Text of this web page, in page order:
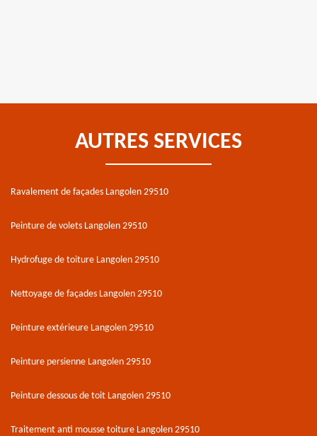
AUTRES SERVICES
Ravalement de façades Langolen 29510
Peinture de volets Langolen 29510
Hydrofuge de toiture Langolen 29510
Nettoyage de façades Langolen 29510
Peinture extérieure Langolen 29510
Peinture persienne Langolen 29510
Peinture dessous de toit Langolen 29510
Traitement anti mousse toiture Langolen 29510